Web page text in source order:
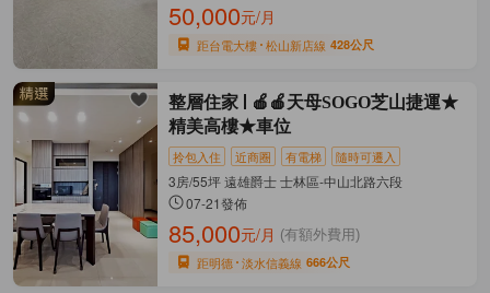
50,000元/月
距台電大樓 松山新店線 428公尺
整層住家
🍎🍎天母SOGO芝山捷運★
精美高樓★車位
拎包入住 近商圈 有電梯 隨時可遷入
3房/55坪 遠雄爵士 士林區-中山北路六段
07-21發佈
85,000元/月 (有額外費用)
距明德 淡水信義線 666公尺